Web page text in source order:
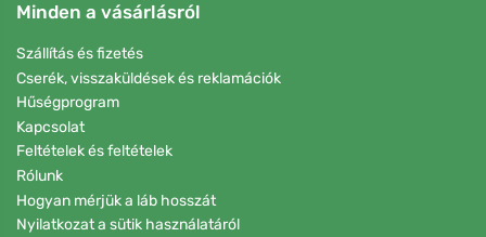
Minden a vásárlásról
Szállítás és fizetés
Cserék, visszaküldések és reklamációk
Hűségprogram
Kapcsolat
Feltételek és feltételek
Rólunk
Hogyan mérjük a láb hosszát
Nyilatkozat a sütik használatáról